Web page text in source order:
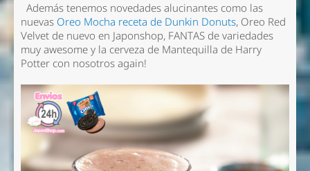
Además tenemos novedades alucinantes como las
nuevas Oreo Mocha receta de Dunkin Donuts, Oreo Red
Velvet de nuevo en Japonshop, FANTAS de variedades
muy awesome y la cerveza de Mantequilla de Harry
Potter con nosotros again!